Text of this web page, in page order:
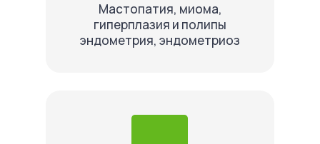
Мастопатия, миома,
гиперплазия и полипы
эндометрия, эндометриоз